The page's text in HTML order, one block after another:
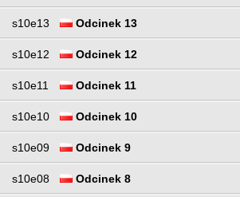
s10e13 Odcinek 13
s10e12 Odcinek 12
s10e11 Odcinek 11
s10e10 Odcinek 10
s10e09 Odcinek 9
s10e08 Odcinek 8